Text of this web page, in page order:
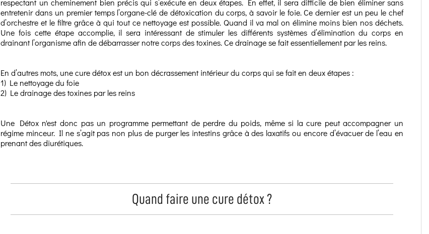
respectant un cheminement bien précis qui s’exécute en deux étapes. En effet, il sera difficile de bien éliminer sans
entretenir dans un premier temps l’organe-clé de détoxication du corps, à savoir le foie. Ce dernier est un peu le chef
d’orchestre et le filtre grâce à qui tout ce nettoyage est possible. Quand il va mal on élimine moins bien nos déchets.
Une fois cette étape accomplie, il sera intéressant de stimuler les différents systèmes d’élimination du corps en
drainant l’organisme afin de débarrasser notre corps des toxines. Ce drainage se fait essentiellement par les reins.
En d’autres mots, une cure détox est un bon décrassement intérieur du corps qui se fait en deux étapes :
1) Le nettoyage du foie
2) Le drainage des toxines par les reins
Une Détox n'est donc pas un programme permettant de perdre du poids, même si la cure peut accompagner un
régime minceur. Il ne s’agit pas non plus de purger les intestins grâce à des laxatifs ou encore d’évacuer de l’eau en
prenant des diurétiques.
Quand faire une cure détox ?